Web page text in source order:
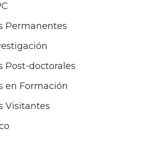
Permanentes
Post-doctorales
en Formación
Visitantes